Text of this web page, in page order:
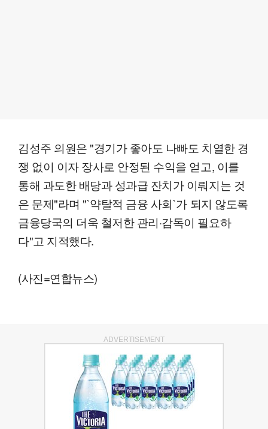
김성주 의원은 "경기가 좋아도 나빠도 치열한 경
쟁 없이 이자 장사로 안정된 수익을 얻고, 이를
통해 과도한 배당과 성과급 잔치가 이뤄지는 것
은 문제"라며 "`약탈적 금융 사회`가 되지 않도록
금융당국의 더욱 철저한 관리·감독이 필요하
다"고 지적했다.
(사진=연합뉴스)
ADVERTISEMENT